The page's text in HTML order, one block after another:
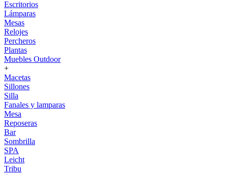
Escritorios
Lámparas
Mesas
Relojes
Percheros
Plantas
Muebles Outdoor
+
Macetas
Sillones
Silla
Fanales y lamparas
Mesa
Reposeras
Bar
Sombrilla
SPA
Leicht
Tribu